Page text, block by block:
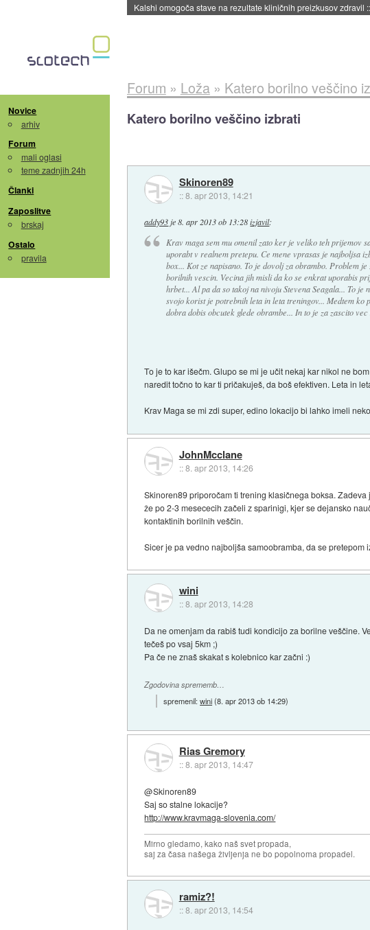
Sandisk že prodal več kot polovico SSD-jev za naslednji dve
Novice
arhiv
Forum
mali oglasi
teme zadnjih 24h
Članki
Zaposlitve
brskaj
Ostalo
pravila
Forum » Loža» Katero borilno veščino
Katero borilno veščino izbrati
Skinoren89
::8. apr 2013, 14:21
addy93 je8. apr 2013 ob 13:28 izjavil:
Krav maga sem mu omenil zato ker je veliko teh prijemov
uporabt v realnem pretepu. Ce mene vprasas je najboljsa
box... Kot ze napisano. To je dovolj za obrambo. Problem
borilnih vescin. Vecina jih misli da ko se enkrat uporabis
hrbet... Al pa da so takoj na nivoju Stevena Seagala... To
svojo korist je potrebnih leta in leta treningov... Medtem ko
dobra dobis obcutek glede obrambe... In to je za zascito
To je to kar išečm. Glupo se mi je učit nekaj kar nikol ne
naredit točno to kar ti pričakuješ, da boš efektiven. Leta in
Krav Maga se mi zdi super, edino lokacijo bi lahko imeli
JohnMcclane
::8. apr 2013, 14:26
Skinoren89 priporočam ti trening klasičnega boksa.
že po 2-3 mesececih začeli z sparinigi, kjer se dejansko
kontaktinih borilnih veščin.
Sicer je pa vedno najboljša samoobramba, da se
wini
::8. apr 2013, 14:28
Da ne omenjam da rabiš tudi kondicijo za borilne veščine.
tečeš po vsaj 5km ;)
Pa če ne znaš skakat s kolebnico kar začni :)
Zgodovina sprememb…
spremenil:wini(8. apr 2013 ob 14:29)
Rias Gremory
::8. apr 2013, 14:47
@Skinoren89
Saj so stalne lokacije?
http://www.kravmaga-slovenia.com/
Mirno gledamo, kako naš svet propada,
saj za časa našega življenja ne bo popolnoma propadel.
ramiz?!
::8. apr 2013, 14:54